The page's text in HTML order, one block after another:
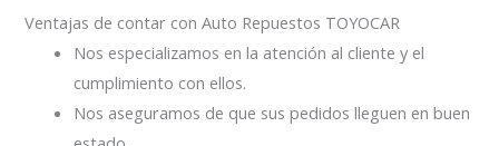
Ventajas de contar con Auto Repuestos TOYOCAR
Nos especializamos en la atención al cliente y el
cumplimiento con ellos.
Nos aseguramos de que sus pedidos lleguen en buen